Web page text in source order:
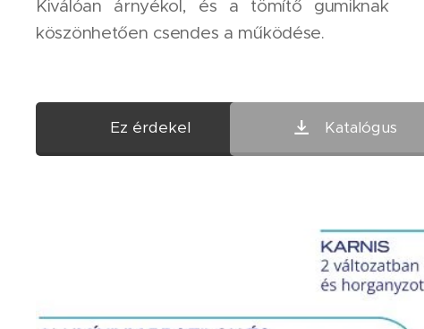
Kiválóan árnyékol, és a tömítő gumiknak
köszönhetően csendes a működése.
Ez érdekel Katalógus